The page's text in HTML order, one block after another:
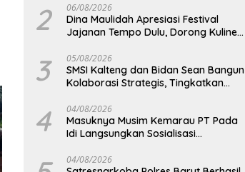
2 06/08/2026
Dina Maulidah Apresiasi Festival
Jajanan Tempo Dulu, Dorong Kuliner
3 05/08/2026
SMSI Kalteng dan Bidan Sean Bangun
Kolaborasi Strategis, Tingkatkan
4 04/08/2026
Masuknya Musim Kemarau PT Pada
Idi Langsungkan Sosialisasi
04/08/2026